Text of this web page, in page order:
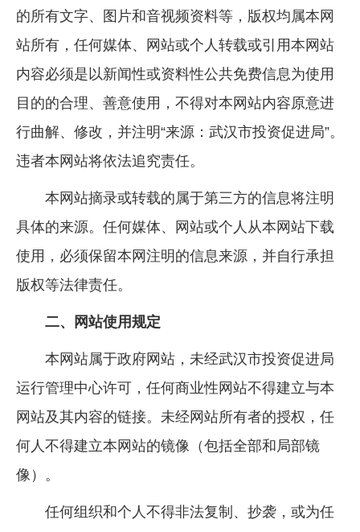
的所有文字、图片和音视频资料等，版权均属本网
站所有，任何媒体、网站或个人转载或引用本网站
内容必须是以新闻性或资料性公共免费信息为使用
目的的合理、善意使用，不得对本网站内容原意进
行曲解、修改，并注明“来源：武汉市投资促进局”。
违者本网站将依法追究责任。
本网站摘录或转载的属于第三方的信息将注明
具体的来源。任何媒体、网站或个人从本网站下载
使用，必须保留本网注明的信息来源，并自行承担
版权等法律责任。
二、网站使用规定
本网站属于政府网站，未经武汉市投资促进局
运行管理中心许可，任何商业性网站不得建立与本
网站及其内容的链接。未经网站所有者的授权，任
何人不得建立本网站的镜像（包括全部和局部镜
像）。
任何组织和个人不得非法复制、抄袭，或为任